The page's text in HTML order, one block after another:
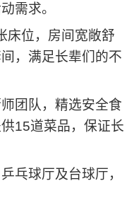
需求。
床位，房间宽敞舒
，满足长辈们的不
团队，精选安全食
15道菜品，保证长
乓球厅及台球厅，